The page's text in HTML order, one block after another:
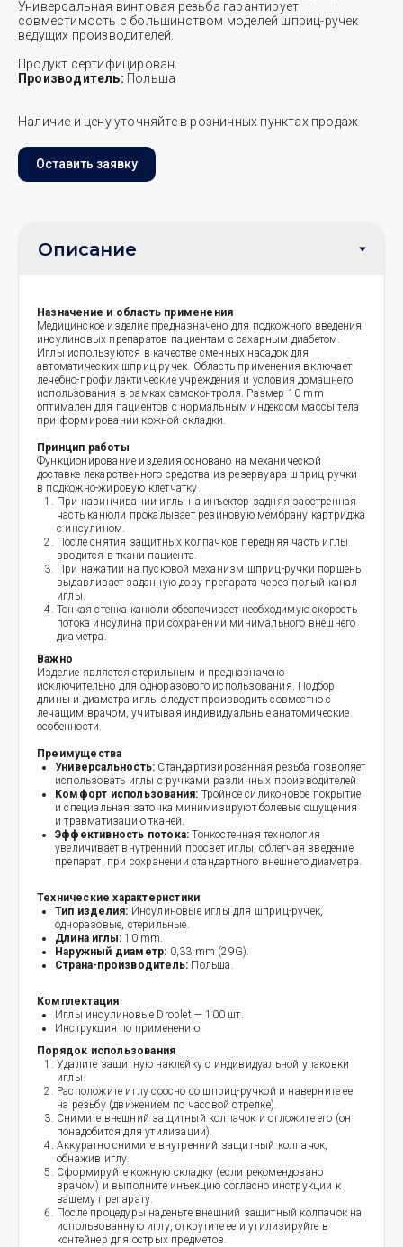
Универсальная винтовая резьба гарантирует
совместимость с большинством моделей шприц-ручек
ведущих производителей.
Продукт сертифицирован.
Производитель: Польша
Наличие и цену уточняйте в розничных пунктах продаж
Оставить заявку
Назначение и область применения
Медицинское изделие предназначено для подкожного введения
инсулиновых препаратов пациентам с сахарным диабетом.
Иглы используются в качестве сменных насадок для
автоматических шприц-ручек. Область применения включает
лечебно-профилактические учреждения и условия домашнего
использования в рамках самоконтроля. Размер 10 mm
оптимален для пациентов с нормальным индексом массы тела
при формировании кожной складки.
Принцип работы
Функционирование изделия основано на механической
доставке лекарственного средства из резервуара шприц-ручки
в подкожно-жировую клетчатку.
При навинчивании иглы на инъектор задняя заостренная
часть канюли прокалывает резиновую мембрану картриджа
с инсулином.
После снятия защитных колпачков передняя часть иглы
вводится в ткани пациента.
При нажатии на пусковой механизм шприц-ручки поршень
выдавливает заданную дозу препарата через полый канал
иглы.
Тонкая стенка канюли обеспечивает необходимую скорость
потока инсулина при сохранении минимального внешнего
диаметра.
Важно
Изделие является стерильным и предназначено
исключительно для одноразового использования. Подбор
длины и диаметра иглы следует производить совместно с
лечащим врачом, учитывая индивидуальные анатомические
особенности.
Преимущества
Универсальность: Стандартизированная резьба позволяет
использовать иглы с ручками различных производителей.
Комфорт использования: Тройное силиконовое покрытие
и специальная заточка минимизируют болевые ощущения
и травматизацию тканей.
Эффективность потока:Тонкостенная технология
увеличивает внутренний просвет иглы, облегчая введение
препарат, при сохранении стандартного внешнего диаметра.
Технические характеристики
Тип изделия: Инсулиновые иглы для шприц-ручек,
одноразовые, стерильные.
Длина иглы:10 mm.
Наружный диаметр: 0,33 mm (29G).
Страна-производитель: Польша.
Комплектация
Иглы инсулиновые Droplet — 100 шт.
Инструкция по применению.
Порядок использования
Удалите защитную наклейку с индивидуальной упаковки
иглы.
Расположите иглу соосно со шприц-ручкой и наверните ее
на резьбу (движением по часовой стрелке).
Снимите внешний защитный колпачок и отложите его (он
понадобится для утилизации).
Аккуратно снимите внутренний защитный колпачок,
обнажив иглу.
Сформируйте кожную складку (если рекомендовано
врачом) и выполните инъекцию согласно инструкции к
вашему препарату.
После процедуры наденьте внешний защитный колпачок на
использованную иглу, открутите ее и утилизируйте в
контейнер для острых предметов.